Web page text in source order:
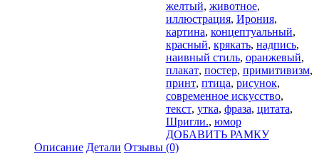
желтый, животное,
иллюстрация, Ирония,
картина, концептуальный,
красный, крякать, надпись,
наивный стиль, оранжевый,
плакат, постер, примитивизм,
принт, птица, рисунок,
современное искусство,
текст, утка, фраза, цитата,
Шригли., юмор
ДОБАВИТЬ РАМКУ
Описание Детали Отзывы (0)